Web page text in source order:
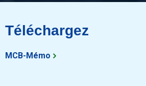
Sélectionner
N° d'article
Téléchargez
MCB-Mémo